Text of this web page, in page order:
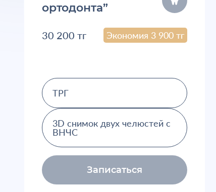
ортодонта”
30 200 тг Экономия 3 900 тг
ТРГ
3D снимок двух челюстей с
ВНЧС
Записаться